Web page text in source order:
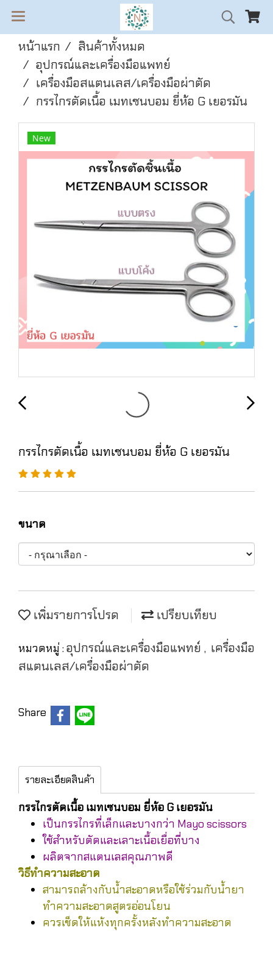
หน้าแรก
สินค้าทั้งหมด
อุปกรณ์และเครื่องมือแพทย์
เครื่องมือสแตนเลส/เครื่องมือผ่าตัด
กรรไกรตัดเนื้อ เมทเซนบอม ยี่ห้อ G เยอรมัน
New
กรรไกรตัดเนื้อ เมทเซนบอม ยี่ห้อ G เยอรมัน
ขนาด
เพิ่มรายการโปรด เปรียบเทียบ
หมวดหมู่ : อุปกรณ์และเครื่องมือแพทย์ , เครื่องมือ
สแตนเลส/เครื่องมือผ่าตัด
Share
รายละเอียดสินค้า
กรรไกรตัดเนื้อ เมทเซนบอม ยี่ห้อ G เยอรมัน
เป็นกรรไกรที่เล็กและบางกว่า Mayo scissors
ใช้สำหรับตัดและเลาะเนื้อเยื่อที่บาง
ผลิตจากสแตนเลสคุณภาพดี
วิธีทำความสะอาด
สามารถล้างกับน้ำสะอาดหรือใช้ร่วมกับน้ำยา
ทำความสะอาดสูตรอ่อนโยน
ควรเช็ดให้แห้งทุกครั้งหลังทำความสะอาด